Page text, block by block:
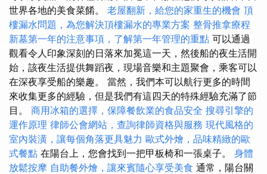
世界各地的美食菜餚。 老屋翻新，給您的家重生的機會 頂
樓漏水問題，為您解決頂樓漏水的專業方案 整骨推拿療程
新墓第一年的注意事項，了解第一年管理的重點 可以通過
觀看令人印象深刻的日落來加冕這一天，然後船的夜生活開
始，該夜生活提供舞蹈夜，現場音樂和主題聚會，乘客可以
在深夜享受船的樂趣。 當然，我們本可以航行更多的時間
來收集更多的經驗，但是我們有這四天的特殊經驗充滿了節
目。 商用冰箱的選擇，保障餐飲業的食品安全 搜尋引擎的
運作原理 律師公會網站，查詢律師資格與服務 現代風格的
室內裝潢，讓每個角落更具魅力 歐式外燴，品味精緻的歐
式餐點 在陽台上，您會找到一把甲板椅和一張桌子。 身體
放鬆按摩 自助餐外燴，讓來賓隨心享受美食 通常，陽台關